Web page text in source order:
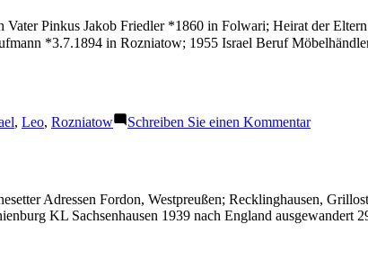
Pinkus Jakob Friedler *1860 in Folwari; Heirat der
*3.7.1894 in Rozniatow; 1955 Israel Beruf
, Leo, Rozniatow Schreiben Sie einen Kommentarzu
Adressen Fordon, Westpreußen; Recklinghausen,
KL Sachsenhausen 1939 nach England